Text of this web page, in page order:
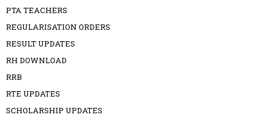
PTA TEACHERS
REGULARISATION ORDERS
RESULT UPDATES
RH DOWNLOAD
RRB
RTE UPDATES
SCHOLARSHIP UPDATES